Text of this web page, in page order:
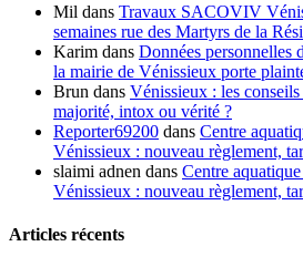
Mil dans Travaux SACOVIV
semaines rue des Martyrs de la
Karim dans Données personnelles
la mairie de Vénissieux porte
Brun dans Vénissieux : les
majorité, intox ou vérité ?
Reporter69200 dans Centre
Vénissieux : nouveau règlement,
slaimi adnen dans Centre
Vénissieux : nouveau règlement,
Articles récents